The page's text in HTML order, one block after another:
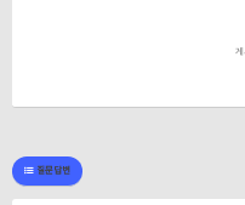
게
질문답변